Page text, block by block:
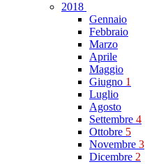
2018
Gennaio
Febbraio
Marzo
Aprile
Maggio
Giugno 1
Luglio
Agosto
Settembre 4
Ottobre 5
Novembre 3
Dicembre 2